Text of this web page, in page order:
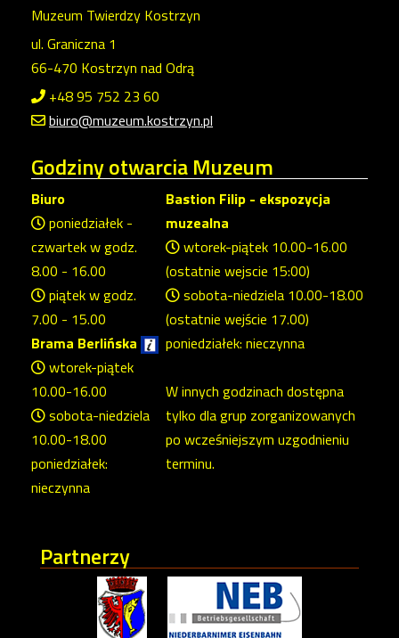
Muzeum Twierdzy Kostrzyn
ul. Graniczna 1
66-470 Kostrzyn nad Odrą
+48 95 752 23 60
biuro@muzeum.kostrzyn.pl
Godzinyotwarcia Muzeum
Biuro
poniedziałek -
czwartek w godz.
8.00 - 16.00
piątek w godz.
7.00 - 15.00
Brama Berlińska
wtorek-piątek
10.00-16.00
sobota-niedziela
10.00-18.00
poniedziałek:
nieczynna
Bastion Filip - ekspozycja
muzealna
wtorek-piątek 10.00-16.00
(ostatnie wejscie 15:00)
sobota-niedziela 10.00-18.00
(ostatnie wejście 17.00)
poniedziałek: nieczynna
W innych godzinach dostępna
tylko dla grup zorganizowanych
po wcześniejszym uzgodnieniu
terminu.
Partnerzy